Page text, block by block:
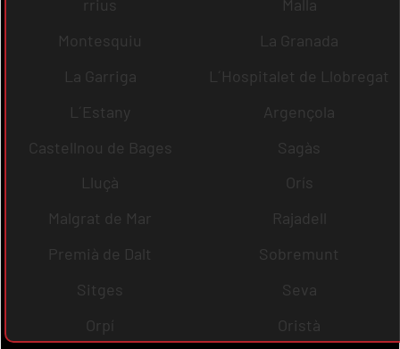
rrius
Malla
Montesquiu
La Granada
La Garriga
L´Hospitalet de Llobregat
L´Estany
Argençola
Castellnou de Bages
Sagàs
Lluçà
Orís
Malgrat de Mar
Rajadell
Premià de Dalt
Sobremunt
Sitges
Seva
Orpí
Oristà